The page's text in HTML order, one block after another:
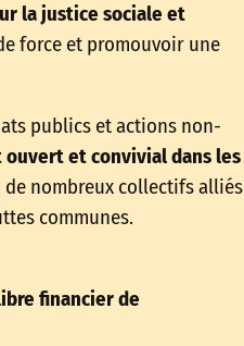
la justice sociale et
force et promouvoir une
publics et actions non-
ouvert et convivial dans les
nombreux collectifs alliés
communes.
financier de